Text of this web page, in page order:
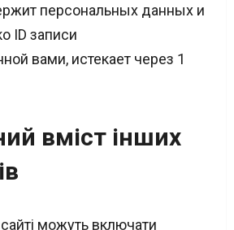
персональных данных и
ID записи
вами, истекает через 1
вміст інших
можуть включати